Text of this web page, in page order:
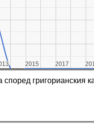
2015
2015 2017
2017
според григорианския